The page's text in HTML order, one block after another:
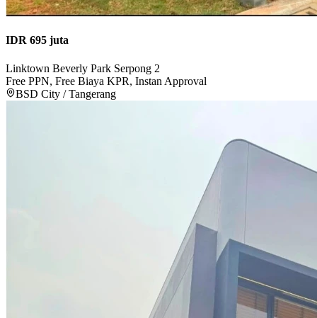
IDR 695 juta
Linktown Beverly Park Serpong 2
Free PPN, Free Biaya KPR, Instan Approval
BSD City / Tangerang